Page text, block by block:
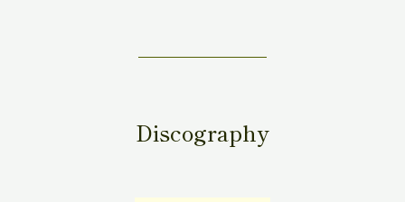
Discography